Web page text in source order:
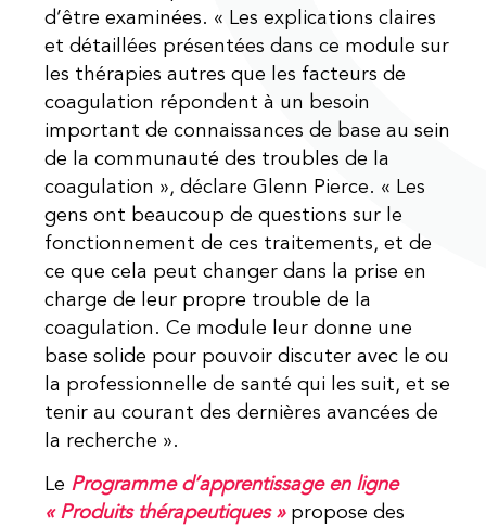
d’être examinées. « Les explications claires
et détaillées présentées dans ce module sur
les thérapies autres que les facteurs de
coagulation répondent à un besoin
important de connaissances de base au sein
de la communauté des troubles de la
coagulation », déclare Glenn Pierce. « Les
gens ont beaucoup de questions sur le
fonctionnement de ces traitements, et de
ce que cela peut changer dans la prise en
charge de leur propre trouble de la
coagulation. Ce module leur donne une
base solide pour pouvoir discuter avec le ou
la professionnelle de santé qui les suit, et se
tenir au courant des dernières avancées de
la recherche ».
Le Programme d’apprentissage en ligne
« Produits thérapeutiques »propose des